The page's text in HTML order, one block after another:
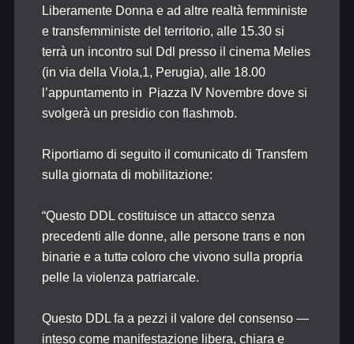
Liberamente Donna e ad altre realtà femministe
e transfemministe del territorio, alle 15.30 si
terrà un incontro sul Ddl presso il cinema Melies
(in via della Viola,1, Perugia), alle 18.00
l’appuntamento in Piazza IV Novembre dove si
svolgerà un presidio con flashmob.
Riportiamo di seguito il comunicato di Transfem
sulla giornata di mobilitazione:
“Questo DDL costituisce un attacco senza
precedenti alle donne, alle persone trans e non
binarie e a tuttə coloro che vivono sulla propria
pelle la violenza patriarcale.
Questo DDL fa a pezzi il valore del consenso —
inteso come manifestazione libera, chiara e